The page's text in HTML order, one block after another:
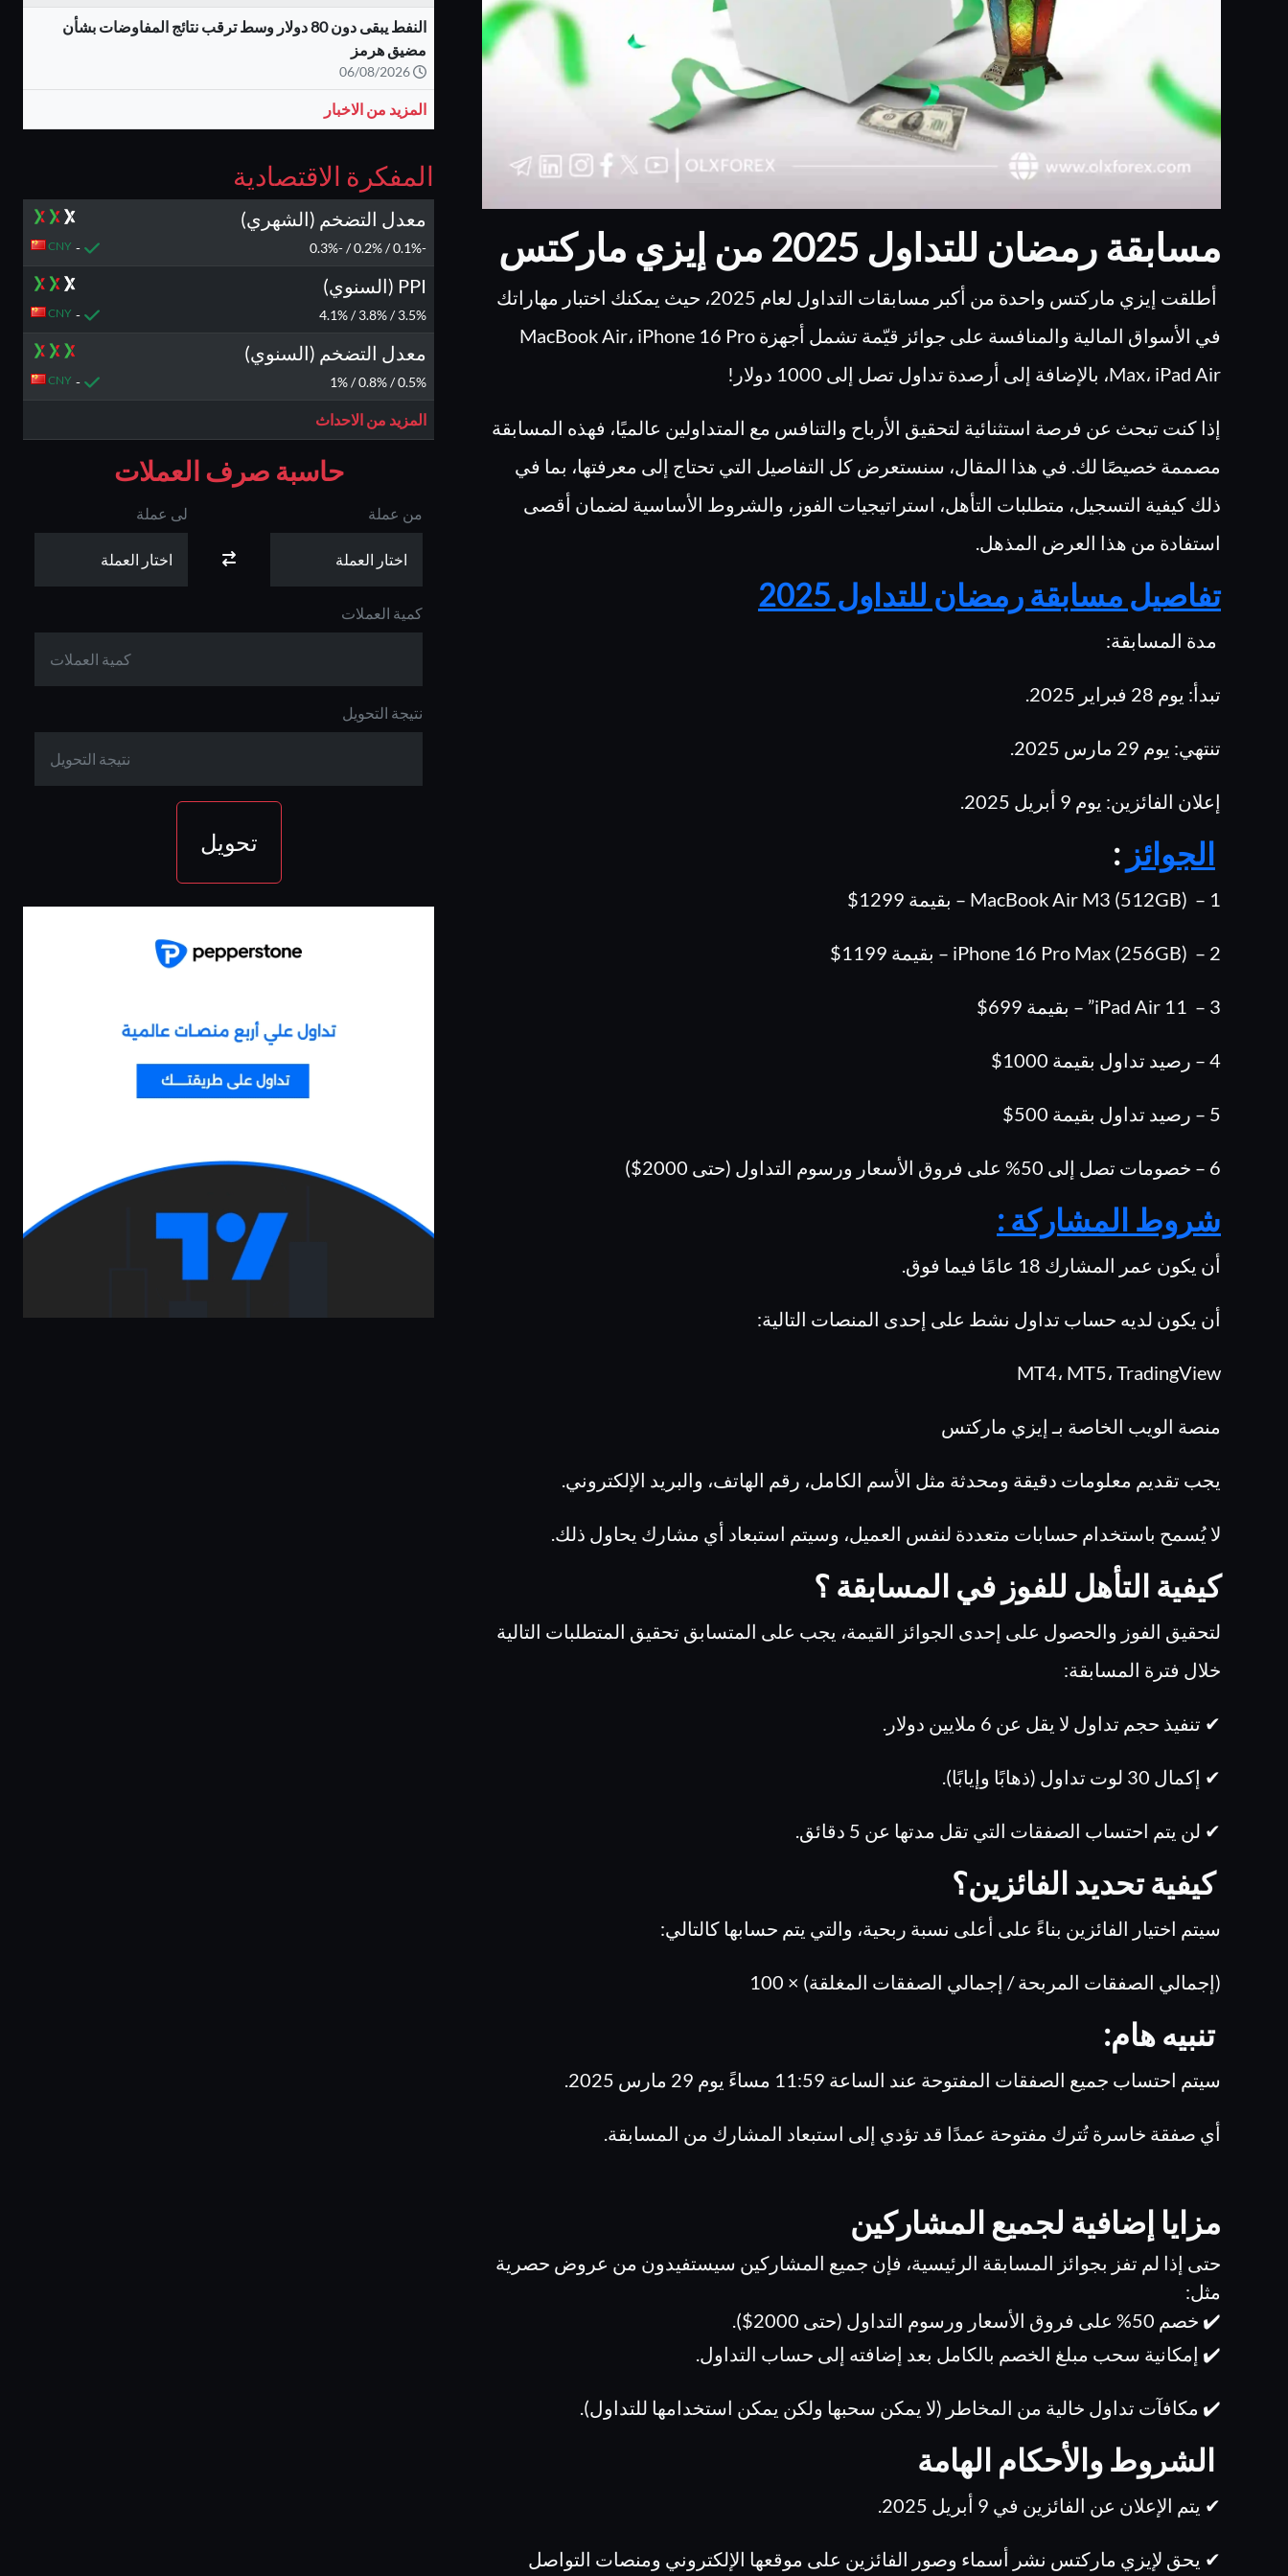
النفط يبقى دون 80 دولار وسط ترقب نتائج المفاوضات بشأن
مضيق هرمز
06/08/2026
المزيد من الاخبار
المفكرة الاقتصادية
معدل التضخم (الشهري)
-0.1% / 0.2% / -0.3%
-
CNY
PPI (السنوي)
3.5% / 3.8% / 4.1%
-
CNY
معدل التضخم (السنوي)
0.5% / 0.8% / 1%
-
CNY
المزيد من الاحداث
حاسبة صرف العملات
من عملة لى عملة
كمية العملات
نتيجة التحويل
تحويل
مسابقة رمضان للتداول 2025 من إيزي ماركتس
أطلقت إيزي ماركتس واحدة من أكبر مسابقات التداول لعام 2025، حيث يمكنك اختبار مهاراتك
في الأسواق المالية والمنافسة على جوائز قيّمة تشمل أجهزة MacBook Air، iPhone 16 Pro
Max، iPad Air، بالإضافة إلى أرصدة تداول تصل إلى 1000 دولار!
إذا كنت تبحث عن فرصة استثنائية لتحقيق الأرباح والتنافس مع المتداولين عالميًا، فهذه المسابقة
مصممة خصيصًا لك. في هذا المقال، سنستعرض كل التفاصيل التي تحتاج إلى معرفتها، بما في
ذلك كيفية التسجيل، متطلبات التأهل، استراتيجيات الفوز، والشروط الأساسية لضمان أقصى
استفادة من هذا العرض المذهل.
تفاصيل مسابقة رمضان للتداول 2025
مدة المسابقة:
تبدأ: يوم 28 فبراير 2025.
تنتهي: يوم 29 مارس 2025.
إعلان الفائزين: يوم 9 أبريل 2025.
الجوائز :
1 – MacBook Air M3 (512GB) – بقيمة 1299$
2 – iPhone 16 Pro Max (256GB) – بقيمة 1199$
3 – iPad Air 11” – بقيمة 699$
4 – رصيد تداول بقيمة 1000$
5 – رصيد تداول بقيمة 500$
6 – خصومات تصل إلى 50% على فروق الأسعار ورسوم التداول (حتى 2000$)
شروط المشاركة :
أن يكون عمر المشارك 18 عامًا فيما فوق.
أن يكون لديه حساب تداول نشط على إحدى المنصات التالية:
MT4، MT5، TradingView
منصة الويب الخاصة بـ إيزي ماركتس
يجب تقديم معلومات دقيقة ومحدثة مثل الأسم الكامل، رقم الهاتف، والبريد الإلكتروني.
لا يُسمح باستخدام حسابات متعددة لنفس العميل، وسيتم استبعاد أي مشارك يحاول ذلك.
كيفية التأهل للفوز في المسابقة ؟
لتحقيق الفوز والحصول على إحدى الجوائز القيمة، يجب على المتسابق تحقيق المتطلبات التالية
خلال فترة المسابقة:
✔ تنفيذ حجم تداول لا يقل عن 6 ملايين دولار.
✔ إكمال 30 لوت تداول (ذهابًا وإيابًا).
✔ لن يتم احتساب الصفقات التي تقل مدتها عن 5 دقائق.
كيفية تحديد الفائزين؟
سيتم اختيار الفائزين بناءً على أعلى نسبة ربحية، والتي يتم حسابها كالتالي:
(إجمالي الصفقات المربحة / إجمالي الصفقات المغلقة) × 100
تنبيه هام:
سيتم احتساب جميع الصفقات المفتوحة عند الساعة 11:59 مساءً يوم 29 مارس 2025.
أي صفقة خاسرة تُترك مفتوحة عمدًا قد تؤدي إلى استبعاد المشارك من المسابقة.
مزايا إضافية لجميع المشاركين
حتى إذا لم تفز بجوائز المسابقة الرئيسية، فإن جميع المشاركين سيستفيدون من عروض حصرية
مثل:
✔️ خصم 50% على فروق الأسعار ورسوم التداول (حتى 2000$).
✔️ إمكانية سحب مبلغ الخصم بالكامل بعد إضافته إلى حساب التداول.
✔️ مكافآت تداول خالية من المخاطر (لا يمكن سحبها ولكن يمكن استخدامها للتداول).
الشروط والأحكام الهامة
✔ يتم الإعلان عن الفائزين في 9 أبريل 2025.
✔ يحق لإيزي ماركتس نشر أسماء وصور الفائزين على موقعها الإلكتروني ومنصات التواصل